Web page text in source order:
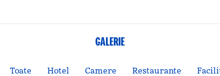
GALERIE
Toate Hotel Camere Restaurante